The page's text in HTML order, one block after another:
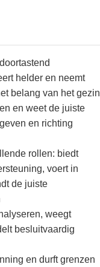
helder en neemt
belang van het gezin
en weet de juiste
en richting
rollen: biedt
voert in
de juiste
weegt
besluitvaardig
en durft grenzen